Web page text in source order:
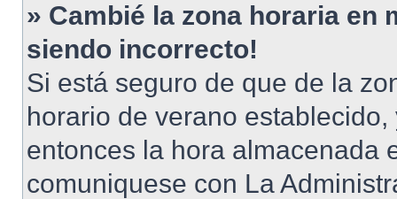
» Cambié la zona horaria en
siendo incorrecto!
Si está seguro de que de la
horario de verano
entonces la hora almacenada
comuniquese con La